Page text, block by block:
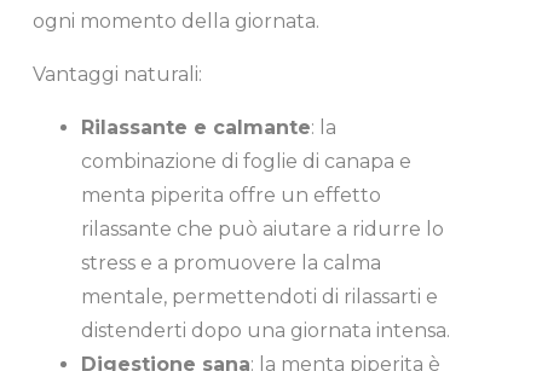
ogni momento della giornata.
Vantaggi naturali:
Rilassante e calmante: la
combinazione di foglie di canapa e
menta piperita offre un effetto
rilassante che può aiutare a ridurre lo
stress e a promuovere la calma
mentale, permettendoti di rilassarti e
distenderti dopo una giornata intensa.
Digestione sana: la menta piperita è